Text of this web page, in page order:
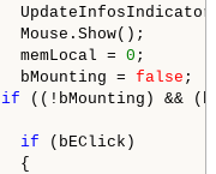
= 0 ;
= false ;
if ((!bMounting) &&
if (bEClick)